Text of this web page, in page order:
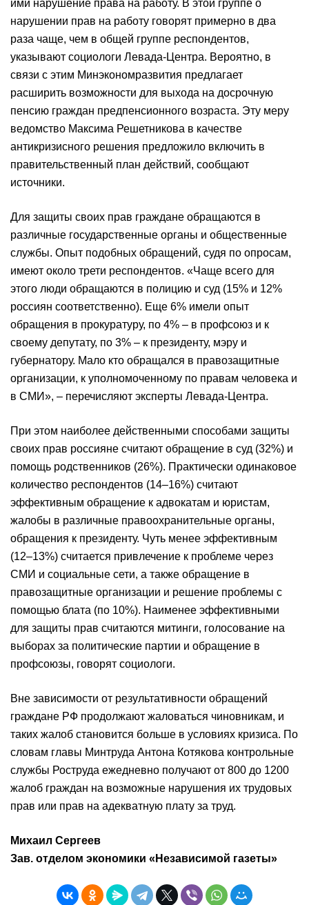
ими нарушение права на работу. В этой группе о
нарушении прав на работу говорят примерно в два
раза чаще, чем в общей группе респондентов,
указывают социологи Левада-Центра. Вероятно, в
связи с этим Минэкономразвития предлагает
расширить возможности для выхода на досрочную
пенсию граждан предпенсионного возраста. Эту меру
ведомство Максима Решетникова в качестве
антикризисного решения предложило включить в
правительственный план действий, сообщают
источники.
Для защиты своих прав граждане обращаются в
различные государственные органы и общественные
службы. Опыт подобных обращений, судя по опросам,
имеют около трети респондентов. «Чаще всего для
этого люди обращаются в полицию и суд (15% и 12%
россиян соответственно). Еще 6% имели опыт
обращения в прокуратуру, по 4% – в профсоюз и к
своему депутату, по 3% – к президенту, мэру и
губернатору. Мало кто обращался в правозащитные
организации, к уполномоченному по правам человека и
в СМИ», – перечисляют эксперты Левада-Центра.
При этом наиболее действенными способами защиты
своих прав россияне считают обращение в суд (32%) и
помощь родственников (26%). Практически одинаковое
количество респондентов (14–16%) считают
эффективным обращение к адвокатам и юристам,
жалобы в различные правоохранительные органы,
обращения к президенту. Чуть менее эффективным
(12–13%) считается привлечение к проблеме через
СМИ и социальные сети, а также обращение в
правозащитные организации и решение проблемы с
помощью блата (по 10%). Наименее эффективными
для защиты прав считаются митинги, голосование на
выборах за политические партии и обращение в
профсоюзы, говорят социологи.
Вне зависимости от результативности обращений
граждане РФ продолжают жаловаться чиновникам, и
таких жалоб становится больше в условиях кризиса. По
словам главы Минтруда Антона Котякова контрольные
службы Роструда ежедневно получают от 800 до 1200
жалоб граждан на возможные нарушения их трудовых
прав или прав на адекватную плату за труд.
Михаил Сергеев
Зав. отделом экономики «Независимой газеты»